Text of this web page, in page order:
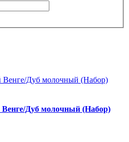
Дуб молочный (Набор)